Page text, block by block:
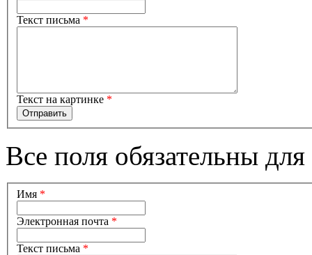
Текст письма *
Текст на картинке *
Все поля обязательны
Имя *
Электронная почта *
Текст письма *